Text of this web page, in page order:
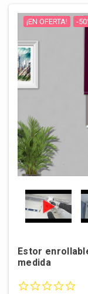
¡EN OFERTA! -
Estor
medida